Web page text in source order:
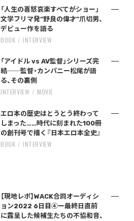
「人生の喜怒哀楽すべてがショー」
文学フリマ発“野良の偉才”爪切男、
デビュー作を語る
BOOK INTERVIEW
「アイドル vs AV監督」シリーズ完
結──監督・カンパニー松尾が語
る、その裏側
INTERVIEW MOVIE
エロ本の歴史はとうとう終わって
しまった……時代に刻まれた100冊
の創刊号で描く『日本エロ本全史』
BOOK INTERVIEW
【現地レポ】WACK合同オーディシ
ョン2022 6日目④ー最終日直前
に露呈した候補生たちの不協和音、